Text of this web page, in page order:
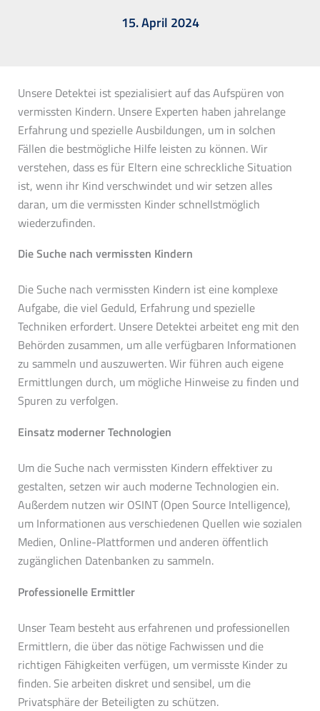
15. April 2024
Unsere Detektei ist spezialisiert auf das Aufspüren von
vermissten Kindern. Unsere Experten haben jahrelange
Erfahrung und spezielle Ausbildungen, um in solchen
Fällen die bestmögliche Hilfe leisten zu können. Wir
verstehen, dass es für Eltern eine schreckliche Situation
ist, wenn ihr Kind verschwindet und wir setzen alles
daran, um die vermissten Kinder schnellstmöglich
wiederzufinden.
Die Suche nach vermissten Kindern
Die Suche nach vermissten Kindern ist eine komplexe
Aufgabe, die viel Geduld, Erfahrung und spezielle
Techniken erfordert. Unsere Detektei arbeitet eng mit den
Behörden zusammen, um alle verfügbaren Informationen
zu sammeln und auszuwerten. Wir führen auch eigene
Ermittlungen durch, um mögliche Hinweise zu finden und
Spuren zu verfolgen.
Einsatz moderner Technologien
Um die Suche nach vermissten Kindern effektiver zu
gestalten, setzen wir auch moderne Technologien ein.
Außerdem nutzen wir OSINT (Open Source Intelligence),
um Informationen aus verschiedenen Quellen wie sozialen
Medien, Online-Plattformen und anderen öffentlich
zugänglichen Datenbanken zu sammeln.
Professionelle Ermittler
Unser Team besteht aus erfahrenen und professionellen
Ermittlern, die über das nötige Fachwissen und die
richtigen Fähigkeiten verfügen, um vermisste Kinder zu
finden. Sie arbeiten diskret und sensibel, um die
Privatsphäre der Beteiligten zu schützen.